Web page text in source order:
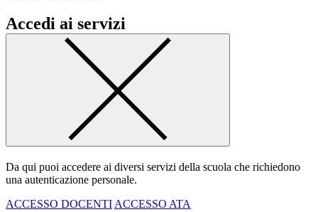
Accedi ai servizi
Da qui puoi accedere ai diversi servizi della scuola che richiedono
una autenticazione personale.
ACCESSO DOCENTI ACCESSO ATA